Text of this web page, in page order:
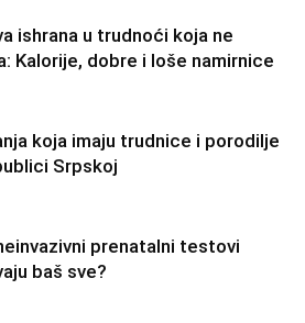
ishrana u trudnoći koja ne
Kalorije, dobre i loše namirnice
koja imaju trudnice i porodilje
Srpskoj
prenatalni testovi
baš sve?